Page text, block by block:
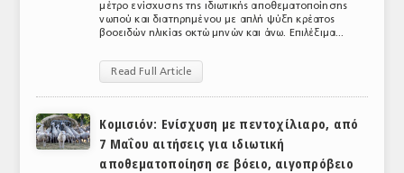
μέτρο ενίσχυσης της ιδιωτικής αποθεματοποίησης
νωπού και διατηρημένου με απλή ψύξη κρέατος
βοοειδών ηλικίας οκτώ μηνών και άνω. Επιλέξιμα...
Read Full Article
Κομισιόν: Ενίσχυση με πεντοχίλιαρο, από
7 Μαΐου αιτήσεις για ιδιωτική
αποθεματοποίηση σε βόειο, αιγοπρόβειο